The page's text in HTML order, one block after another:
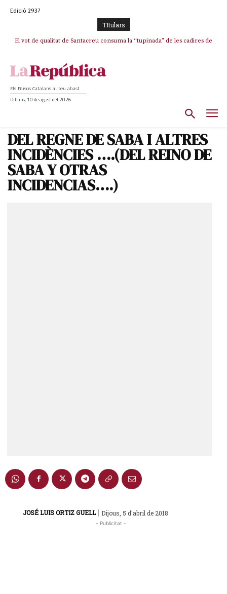
Edició 2937
TItulars
El vot de qualitat de Santacreu consuma la “tupinada” de les cadires de
La mentida de La Vanguardia: “Tres de cada quatre punts del pacte amb
Els Països Catalans al teu abast
Dilluns, 10 de agost del 2026
DEL REGNE DE SABA I ALTRES
INCIDÈNCIES ….(DEL REINO DE
SABA Y OTRAS
INCIDENCIAS….)
JOSÉ LUIS ORTIZ GUELL | Dijous, 5 d'abril de 2018
- Publicitat -